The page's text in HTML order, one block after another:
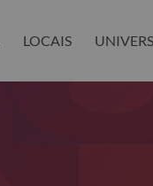
LOCAIS